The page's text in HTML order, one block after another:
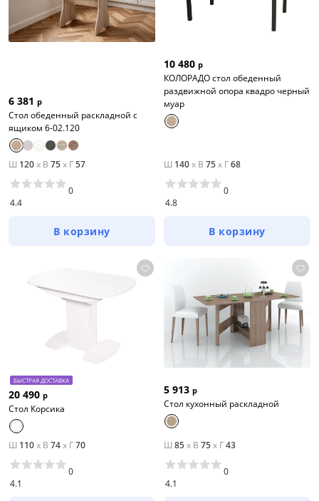
6 381 р
Стол обеденный раскладной с
ящиком 6-02.120
Ш 120x В 75x Г57
4.4
0
В корзину
10 480 р
КОЛОРАДО стол обеденный
раздвижной опора квадро черный
муар
Ш 140x В 75x Г68
4.8
0
В корзину
БЫСТРАЯ ДОСТАВКА
20 490 р
Стол Корсика
Ш 110x В 74x Г70
4.1
0
5 913 р
Стол кухонный раскладной
Ш 85x В 75x Г43
4.1
0